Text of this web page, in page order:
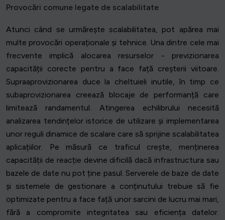
Provocări comune legate de scalabilitate
Atunci când se urmărește scalabilitatea, pot apărea mai
multe provocări operaționale și tehnice. Una dintre cele mai
frecvente implică alocarea resurselor - previzionarea
capacității corecte pentru a face față creșterii viitoare.
Supraaprovizionarea duce la cheltuieli inutile, în timp ce
subaprovizionarea creează blocaje de performanță care
limitează randamentul. Atingerea echilibrului necesită
analizarea tendințelor istorice de utilizare și implementarea
unor reguli dinamice de scalare care să sprijine scalabilitatea
aplicațiilor. Pe măsură ce traficul crește, menținerea
capacității de reacție devine dificilă dacă infrastructura sau
bazele de date nu pot ține pasul. Serverele de baze de date
și sistemele de gestionare a conținutului trebuie să fie
optimizate pentru a face față unor sarcini de lucru mai mari,
fără a compromite integritatea sau eficiența datelor.